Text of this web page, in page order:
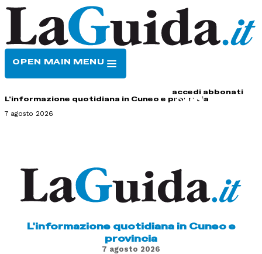
OPEN MAIN MENU
accedi abbonati
L'informazione quotidiana in Cuneo e provincia
7 agosto 2026
L'informazione quotidiana in Cuneo e
provincia
7 agosto 2026